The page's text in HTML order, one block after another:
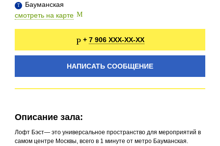
Бауманская
смотреть на карте
+ 7 906 XXX-XX-XX
НАПИСАТЬ СООБЩЕНИЕ
Описание зала:
Лофт Бэст— это универсальное пространство для мероприятий в
самом центре Москвы, всего в 1 минуте от метро Бауманская.